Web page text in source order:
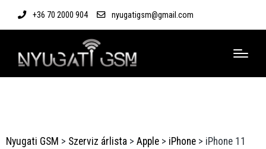
+36 70 2000 904 nyugatigsm@gmail.com
Nyugati GSM > Szerviz árlista > Apple > iPhone > iPhone 11